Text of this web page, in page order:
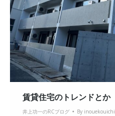
賃貸住宅のトレンドとか
井上功一のRCブログ By inouekouichi